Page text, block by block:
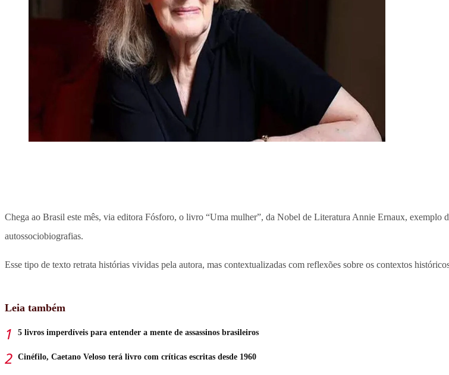
Chega ao Brasil este mês, via editora Fósforo, o livro “Uma mulher”, da Nobel de Literatura Annie Ernaux, exemplo
autossociobiografias.
Esse tipo de texto retrata histórias vividas pela autora, mas contextualizadas com reflexões sobre os contextos
Leia também
5 livros imperdíveis para entender a mente de assassinos brasileiros
Cinéfilo, Caetano Veloso terá livro com críticas escritas desde 1960